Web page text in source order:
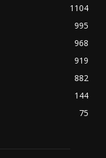
1104
995
968
919
882
144
75